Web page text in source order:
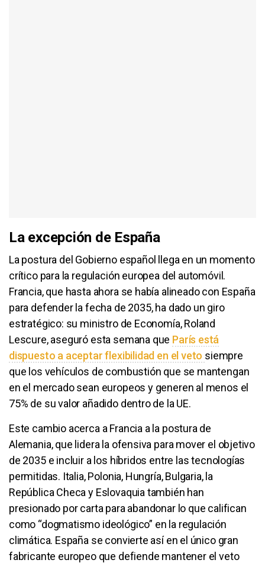
La excepción de España
La postura del Gobierno español llega en un momento
crítico para la regulación europea del automóvil.
Francia, que hasta ahora se había alineado con España
para defender la fecha de 2035, ha dado un giro
estratégico: su ministro de Economía, Roland
Lescure, aseguró esta semana que París está
dispuesto a aceptar flexibilidad en el veto siempre
que los vehículos de combustión que se mantengan
en el mercado sean europeos y generen al menos el
75% de su valor añadido dentro de la UE.
Este cambio acerca a Francia a la postura de
Alemania, que lidera la ofensiva para mover el objetivo
de 2035 e incluir a los híbridos entre las tecnologías
permitidas. Italia, Polonia, Hungría, Bulgaria, la
República Checa y Eslovaquia también han
presionado por carta para abandonar lo que califican
como “dogmatismo ideológico” en la regulación
climática. España se convierte así en el único gran
fabricante europeo que defiende mantener el veto